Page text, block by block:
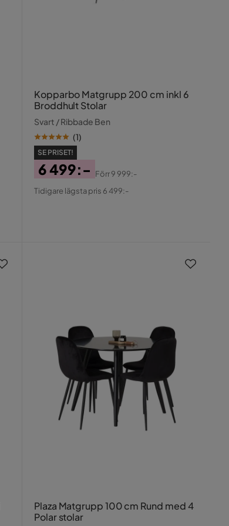
Kopparbo Matgrupp 200 cm inkl 6
Broddhult Stolar
Svart / Ribbade Ben
(1)
SE PRISET!
Pris
6 499:-
Original
Förr9 999:-
Tidigare lägsta pris 6 499:-
Plaza Matgrupp 100 cm Rund med 4
Polar stolar